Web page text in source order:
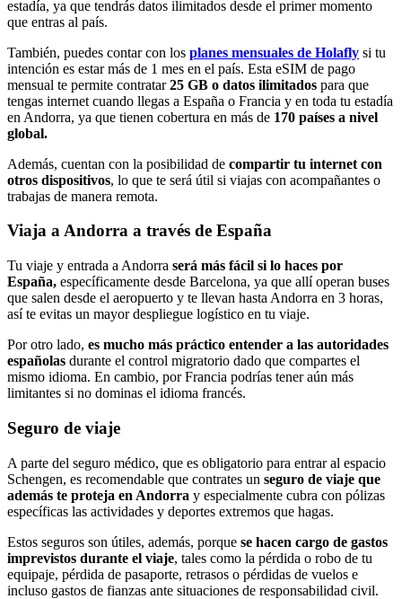
estadía, ya que tendrás datos ilimitados desde el primer momento
que entras al país.
También, puedes contar con los planes mensuales de Holafly si tu
intención es estar más de 1 mes en el país. Esta eSIM de pago
mensual te permite contratar25 GB o datos ilimitados para que
tengas internet cuando llegas a España o Francia y en toda tu estadía
en Andorra, ya que tienen cobertura en más de 170 países a nivel
global.
Además, cuentan con la posibilidad de compartir tu internet con
otros dispositivos, lo que te será útil si viajas con acompañantes o
trabajas de manera remota.
Viaja a Andorra a través de España
Tu viaje y entrada a Andorra será más fácil si lo haces por
España, específicamente desde Barcelona, ya que allí operan buses
que salen desde el aeropuerto y te llevan hasta Andorra en 3 horas,
así te evitas un mayor despliegue logístico en tu viaje.
Por otro lado, es mucho más práctico entender a las autoridades
españolas durante el control migratorio dado que compartes el
mismo idioma. En cambio, por Francia podrías tener aún más
limitantes si no dominas el idioma francés.
Seguro de viaje
A parte del seguro médico, que es obligatorio para entrar al espacio
Schengen, es recomendable que contrates un seguro de viaje que
además te proteja en Andorra y especialmente cubra con pólizas
específicas las actividades y deportes extremos que hagas.
Estos seguros son útiles, además, porque se hacen cargo de gastos
imprevistos durante el viaje, tales como la pérdida o robo de tu
equipaje, pérdida de pasaporte, retrasos o pérdidas de vuelos e
incluso gastos de fianzas ante situaciones de responsabilidad civil.